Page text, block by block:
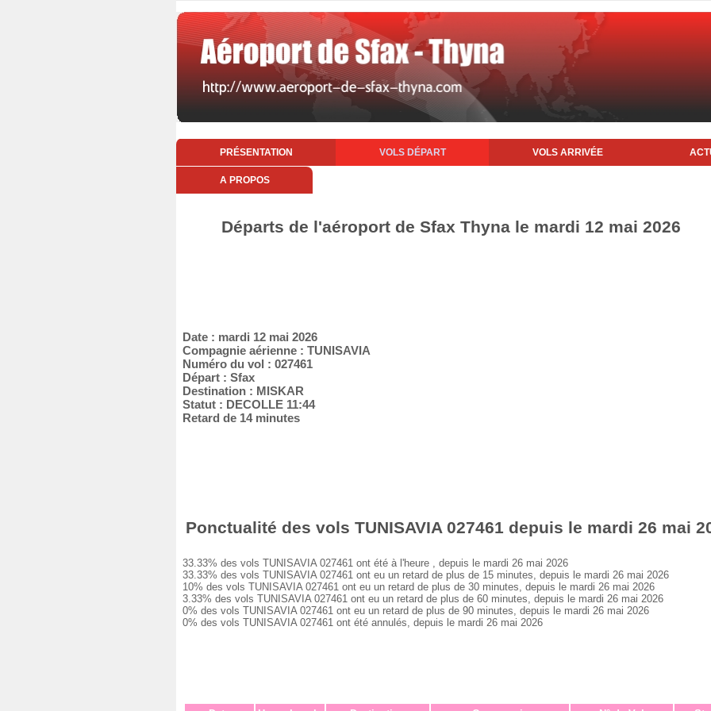
PRÉSENTATION VOLS DÉPART VOLS ARRIVÉE
A PROPOS
Départs de l'aéroport de Sfax Thyna le mardi 12 mai 2026
Date : mardi 12 mai 2026
Compagnie aérienne : TUNISAVIA
Numéro du vol : 027461
Départ : Sfax
Destination : MISKAR
Statut : DECOLLE 11:44
Retard de 14 minutes
Ponctualité des vols TUNISAVIA 027461 depuis le mardi 26 mai
33.33% des vols TUNISAVIA 027461 ont été à l'heure , depuis le mardi 26 mai 2026
33.33% des vols TUNISAVIA 027461 ont eu un retard de plus de 15 minutes, depuis le mardi 26 mai 2026
10% des vols TUNISAVIA 027461 ont eu un retard de plus de 30 minutes, depuis le mardi 26 mai 2026
3.33% des vols TUNISAVIA 027461 ont eu un retard de plus de 60 minutes, depuis le mardi 26 mai 2026
0% des vols TUNISAVIA 027461 ont eu un retard de plus de 90 minutes, depuis le mardi 26 mai 2026
0% des vols TUNISAVIA 027461 ont été annulés, depuis le mardi 26 mai 2026